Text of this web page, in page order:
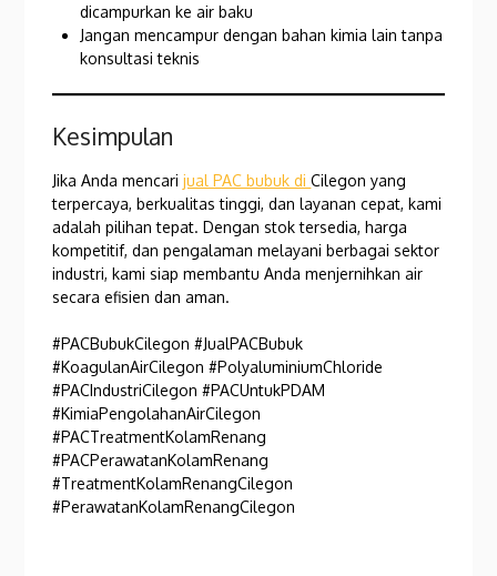
dicampurkan ke air baku
Jangan mencampur dengan bahan kimia lain tanpa
konsultasi teknis
Kesimpulan
Jika Anda mencarijual PAC bubuk diCilegon yang
terpercaya, berkualitas tinggi, dan layanan cepat, kami
adalah pilihan tepat. Dengan stok tersedia, harga
kompetitif, dan pengalaman melayani berbagai sektor
industri, kami siap membantu Anda menjernihkan air
secara efisien dan aman.
#PACBubukCilegon #JualPACBubuk
#KoagulanAirCilegon #PolyaluminiumChloride
#PACIndustriCilegon #PACUntukPDAM
#KimiaPengolahanAirCilegon
#PACTreatmentKolamRenang
#PACPerawatanKolamRenang
#TreatmentKolamRenangCilegon
#PerawatanKolamRenangCilegon